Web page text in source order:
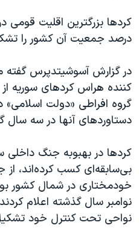
همایش محافظه‌کاران آمریکا
صفحه‌های ویژه
درصد جمعیت آن کشور را
در گزارش آسوشیتدپرس
کننده هراس کردهای سوریه
گروه افراطی «دولت
دستاوردهای آنها در سه سال
کردها در بهبوبه جنگ
بی‌سابقه‌ای کسب کرده‌اند، از
خودمختاری در شمال کشور
نوامبر سال گذشته اعلام
نواحی تحت کنترل خود